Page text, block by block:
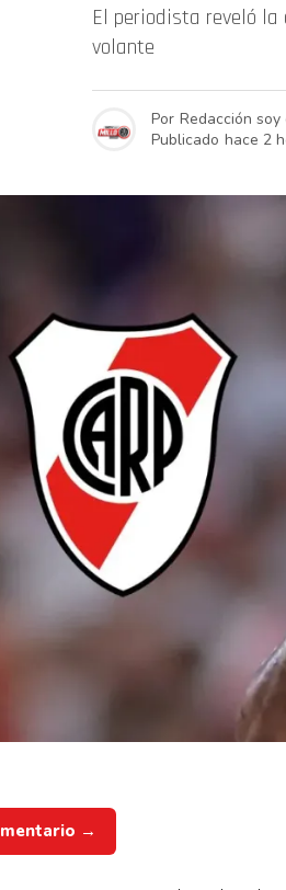
El periodista reveló
volante
Por Redacción
Publicado hace 2
→